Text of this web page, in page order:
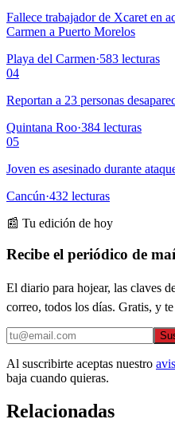
Fallece trabajador de Xcaret en
Carmen a Puerto Morelos
Playa del Carmen·583 lecturas
04
Reportan a 23 personas
Quintana Roo·384 lecturas
05
Joven es asesinado durante
Cancún·432 lecturas
📰 Tu edición de hoy
Recibe el periódico de
El diario para hojear, las claves
correo, todos los días. Gratis, y
Al suscribirte aceptas nuestro
baja cuando quieras.
Relacionadas